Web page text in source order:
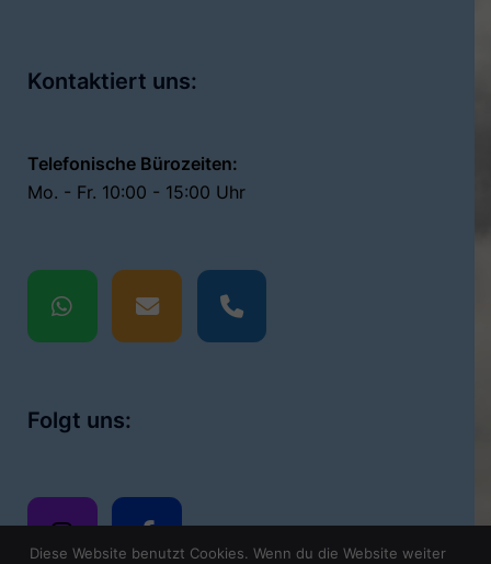
Kontaktiert uns:
Telefonische Bürozeiten:
Mo. - Fr. 10:00 - 15:00 Uhr
Folgt uns:
Diese Website benutzt Cookies. Wenn du die Website weiter